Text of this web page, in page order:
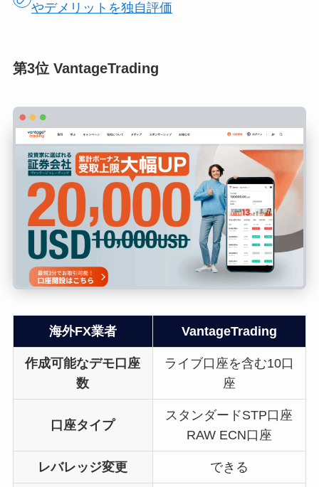
やデメリットを独自評価
第3位 VantageTrading
海外FX業者 VantageTrading
作成可能なデモ口座
数
ライブ口座を含む10口
座
口座タイプ
スタンダードSTP口座
RAW ECN口座
レバレッジ変更 できる